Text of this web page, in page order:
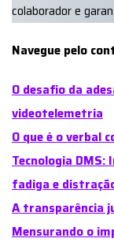
colaborador e
Navegue pelo
O desafio da
videotelemetria
O que é o verbal
Tecnologia
fadiga e
A transparência
Mensurando o